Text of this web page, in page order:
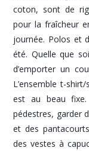
coton, sont de
pour la fraîcheur
journée. Polos et
été. Quelle que
d’emporter un
L’ensemble t-
est au beau
pédestres, garder
et des
des vestes à